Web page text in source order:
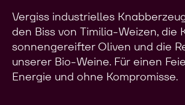
Vergiss industrielles
den Biss von Timilia-Weizen, die
sonnengereifter Oliven und die
unserer Bio-Weine. Für einen
Energie und ohne Kompromisse.